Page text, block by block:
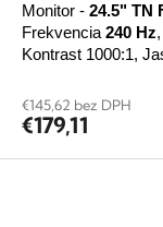
€145,62 bez DPH
€179,11
Monitor - 24.5" TN
Frekvencia 240 Hz
Kontrast 1000:1,